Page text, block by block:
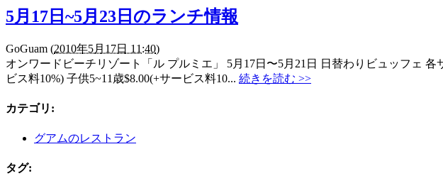
5月17日~5月23日のランチ情報
GoGuam (2010年5月17日 11:40)
オンワードビーチリゾート「ル プルミエ」 5月17日〜5月21日 日替わりビュッフェ
ビス料10%) 子供5~11歳$8.00(+サービス料10... 続きを読む >>
カテゴリ :
グアムのレストラン
タグ: